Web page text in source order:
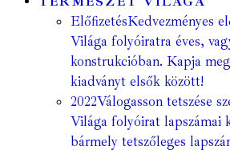
ElőfizetésKedvezményes
Világa folyóiratra éves,
konstrukcióban. Kapja
kiadványt elsők között!
2022Válogasson tetszése
Világa folyóirat lapszámai
bármely tetszőleges